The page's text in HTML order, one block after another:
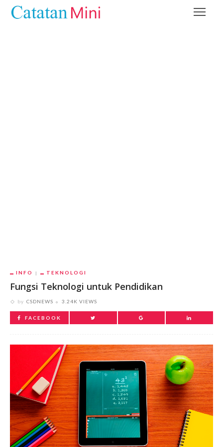
INFO TEKNOLOGI
Fungsi Teknologi untuk Pendidikan
by CSDNEWS 3.24K VIEWS
FACEBOOK